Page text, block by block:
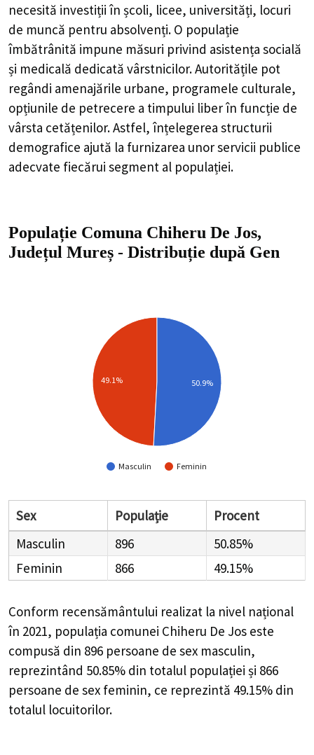
necesită investiții în școli, licee, universități, locuri
de muncă pentru absolvenți. O populație
îmbătrânită impune măsuri privind asistența socială
și medicală dedicată vârstnicilor. Autoritățile pot
regândi amenajările urbane, programele culturale,
opțiunile de petrecere a timpului liber în funcție de
vârsta cetățenilor. Astfel, înțelegerea structurii
demografice ajută la furnizarea unor servicii publice
adecvate fiecărui segment al populației.
Populație Comuna Chiheru De Jos,
Județul Mureș - Distribuție după Gen
Masculin Feminin
49.1% 50.9%
Sex Populație
Procent
Masculin
896
50.85%
Feminin
866 49.15%
Conform recensământului realizat la nivel național
în 2021, populația comunei Chiheru De Jos este
compusă din 896 persoane de sex masculin,
reprezintând 50.85% din totalul populației și 866
persoane de sex feminin, ce reprezintă 49.15% din
totalul locuitorilor.